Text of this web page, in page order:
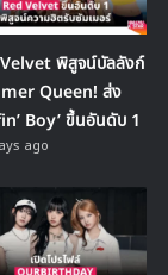
พิสูจน์บัลลังก์
Queen! ส่ง
Boy’ ขึ้นอันดับ 1
ago